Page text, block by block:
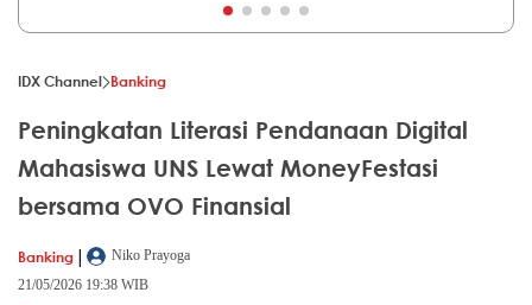
IDX Channel Banking
Peningkatan Literasi Pendanaan Digital
Mahasiswa UNS Lewat MoneyFestasi
bersama OVO Finansial
Banking |
Niko Prayoga
21/05/2026 19:38 WIB